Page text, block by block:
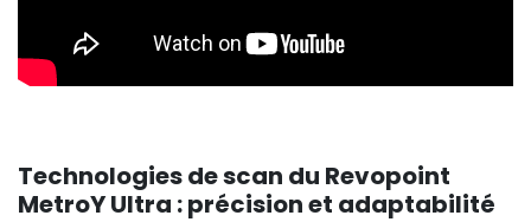
Technologies de scan du Revopoint
MetroY Ultra : précision et adaptabilité